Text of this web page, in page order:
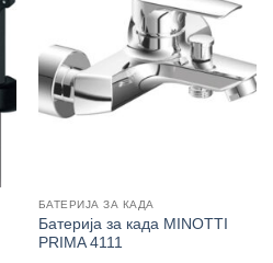
БАТЕРИЈА ЗА КАДА
Батерија за када MINOTTI
PRIMA 4111